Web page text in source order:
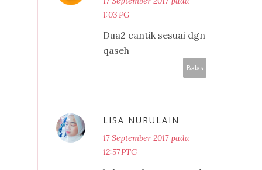
1:03 PG
Dua2 cantik sesuai dgn
qaseh
Balas
LISA NURULAIN
17 September 2017 pada
12:57 PTG